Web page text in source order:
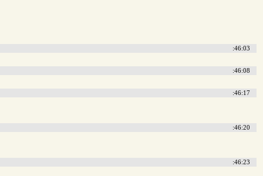
:46:03
:46:08
:46:17
:46:20
:46:23